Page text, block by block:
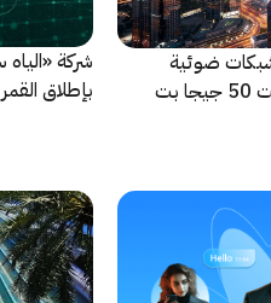
شبكات ضوئية
جديدة تسمح بسرعات إنترنت 50 جيجا بت